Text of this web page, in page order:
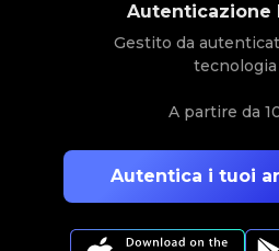
Autentica i tuoi
Autenticazione
Gestito da
tecnologia
A partire da